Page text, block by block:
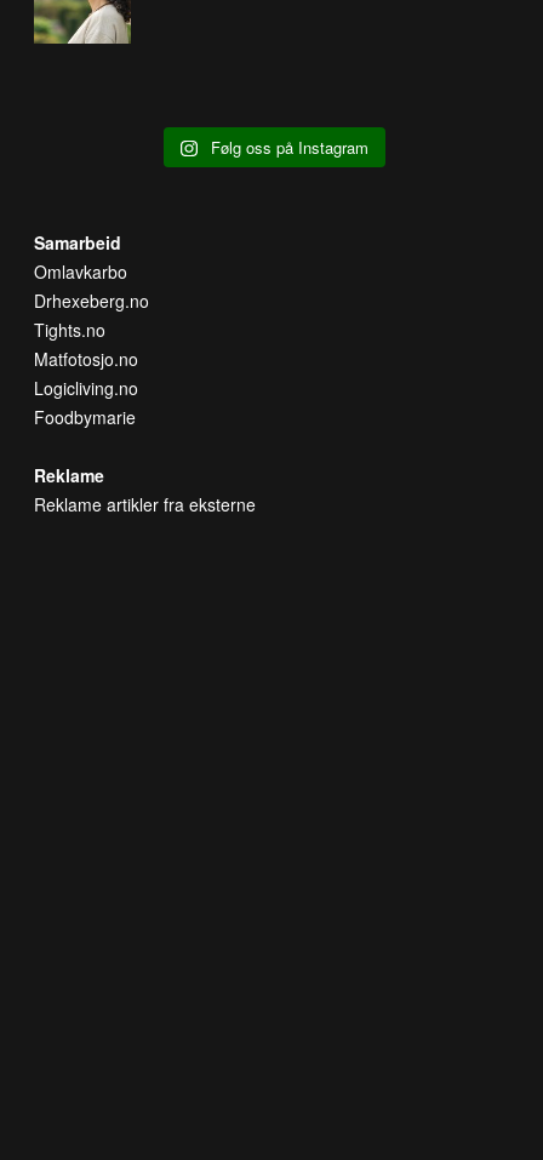
Følg oss på Instagram
Samarbeid
Omlavkarbo
Drhexeberg.no
Tights.no
Matfotosjo.no
Logicliving.no
Foodbymarie
Reklame
Reklame artikler fra eksterne